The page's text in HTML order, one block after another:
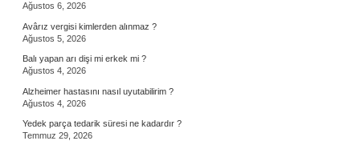
Ağustos 6, 2026
Avârız vergisi kimlerden alınmaz ?
Ağustos 5, 2026
Balı yapan arı dişi mi erkek mi ?
Ağustos 4, 2026
Alzheimer hastasını nasıl uyutabilirim ?
Ağustos 4, 2026
Yedek parça tedarik süresi ne kadardır ?
Temmuz 29, 2026